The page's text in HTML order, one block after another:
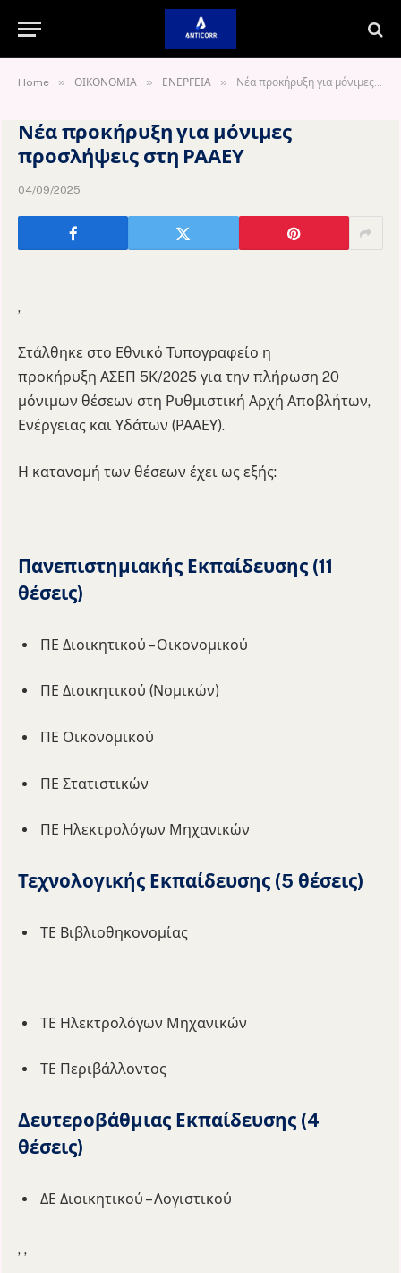
Home » ΟΙΚΟΝΟΜΙΑ » ΕΝΕΡΓΕΙΑ » Νέα προκήρυξη για μόνιμες προσλήψεις στη ΡΑΑΕΥ
Νέα προκήρυξη για μόνιμες
προσλήψεις στη ΡΑΑΕΥ
04/09/2025
,
Στάλθηκε στο Εθνικό Τυπογραφείο η
προκήρυξη ΑΣΕΠ 5Κ/2025 για την πλήρωση 20
μόνιμων θέσεων στη Ρυθμιστική Αρχή Αποβλήτων,
Ενέργειας και Υδάτων (ΡΑΑΕΥ).
Η κατανομή των θέσεων έχει ως εξής:
Πανεπιστημιακής Εκπαίδευσης (11
θέσεις)
ΠΕ Διοικητικού – Οικονομικού
ΠΕ Διοικητικού (Νομικών)
ΠΕ Οικονομικού
ΠΕ Στατιστικών
ΠΕ Ηλεκτρολόγων Μηχανικών
Τεχνολογικής Εκπαίδευσης (5 θέσεις)
ΤΕ Βιβλιοθηκονομίας
ΤΕ Ηλεκτρολόγων Μηχανικών
ΤΕ Περιβάλλοντος
Δευτεροβάθμιας Εκπαίδευσης (4
θέσεις)
ΔΕ Διοικητικού – Λογιστικού
, ,